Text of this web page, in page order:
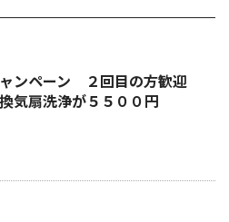
ンペーン ２回目の方歓迎
気扇洗浄が５５００円